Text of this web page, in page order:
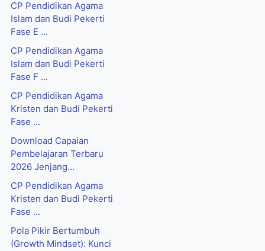
CP Pendidikan Agama
Islam dan Budi Pekerti
Fase E ...
CP Pendidikan Agama
Islam dan Budi Pekerti
Fase F ...
CP Pendidikan Agama
Kristen dan Budi Pekerti
Fase ...
Download Capaian
Pembelajaran Terbaru
2026 Jenjang...
CP Pendidikan Agama
Kristen dan Budi Pekerti
Fase ...
Pola Pikir Bertumbuh
(Growth Mindset): Kunci